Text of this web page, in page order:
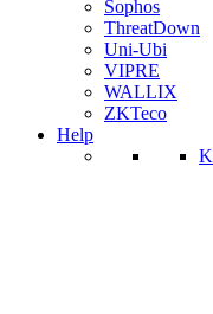
Sophos
ThreatDown
Uni-Ubi
VIPRE
WALLIX
ZKTeco
Help